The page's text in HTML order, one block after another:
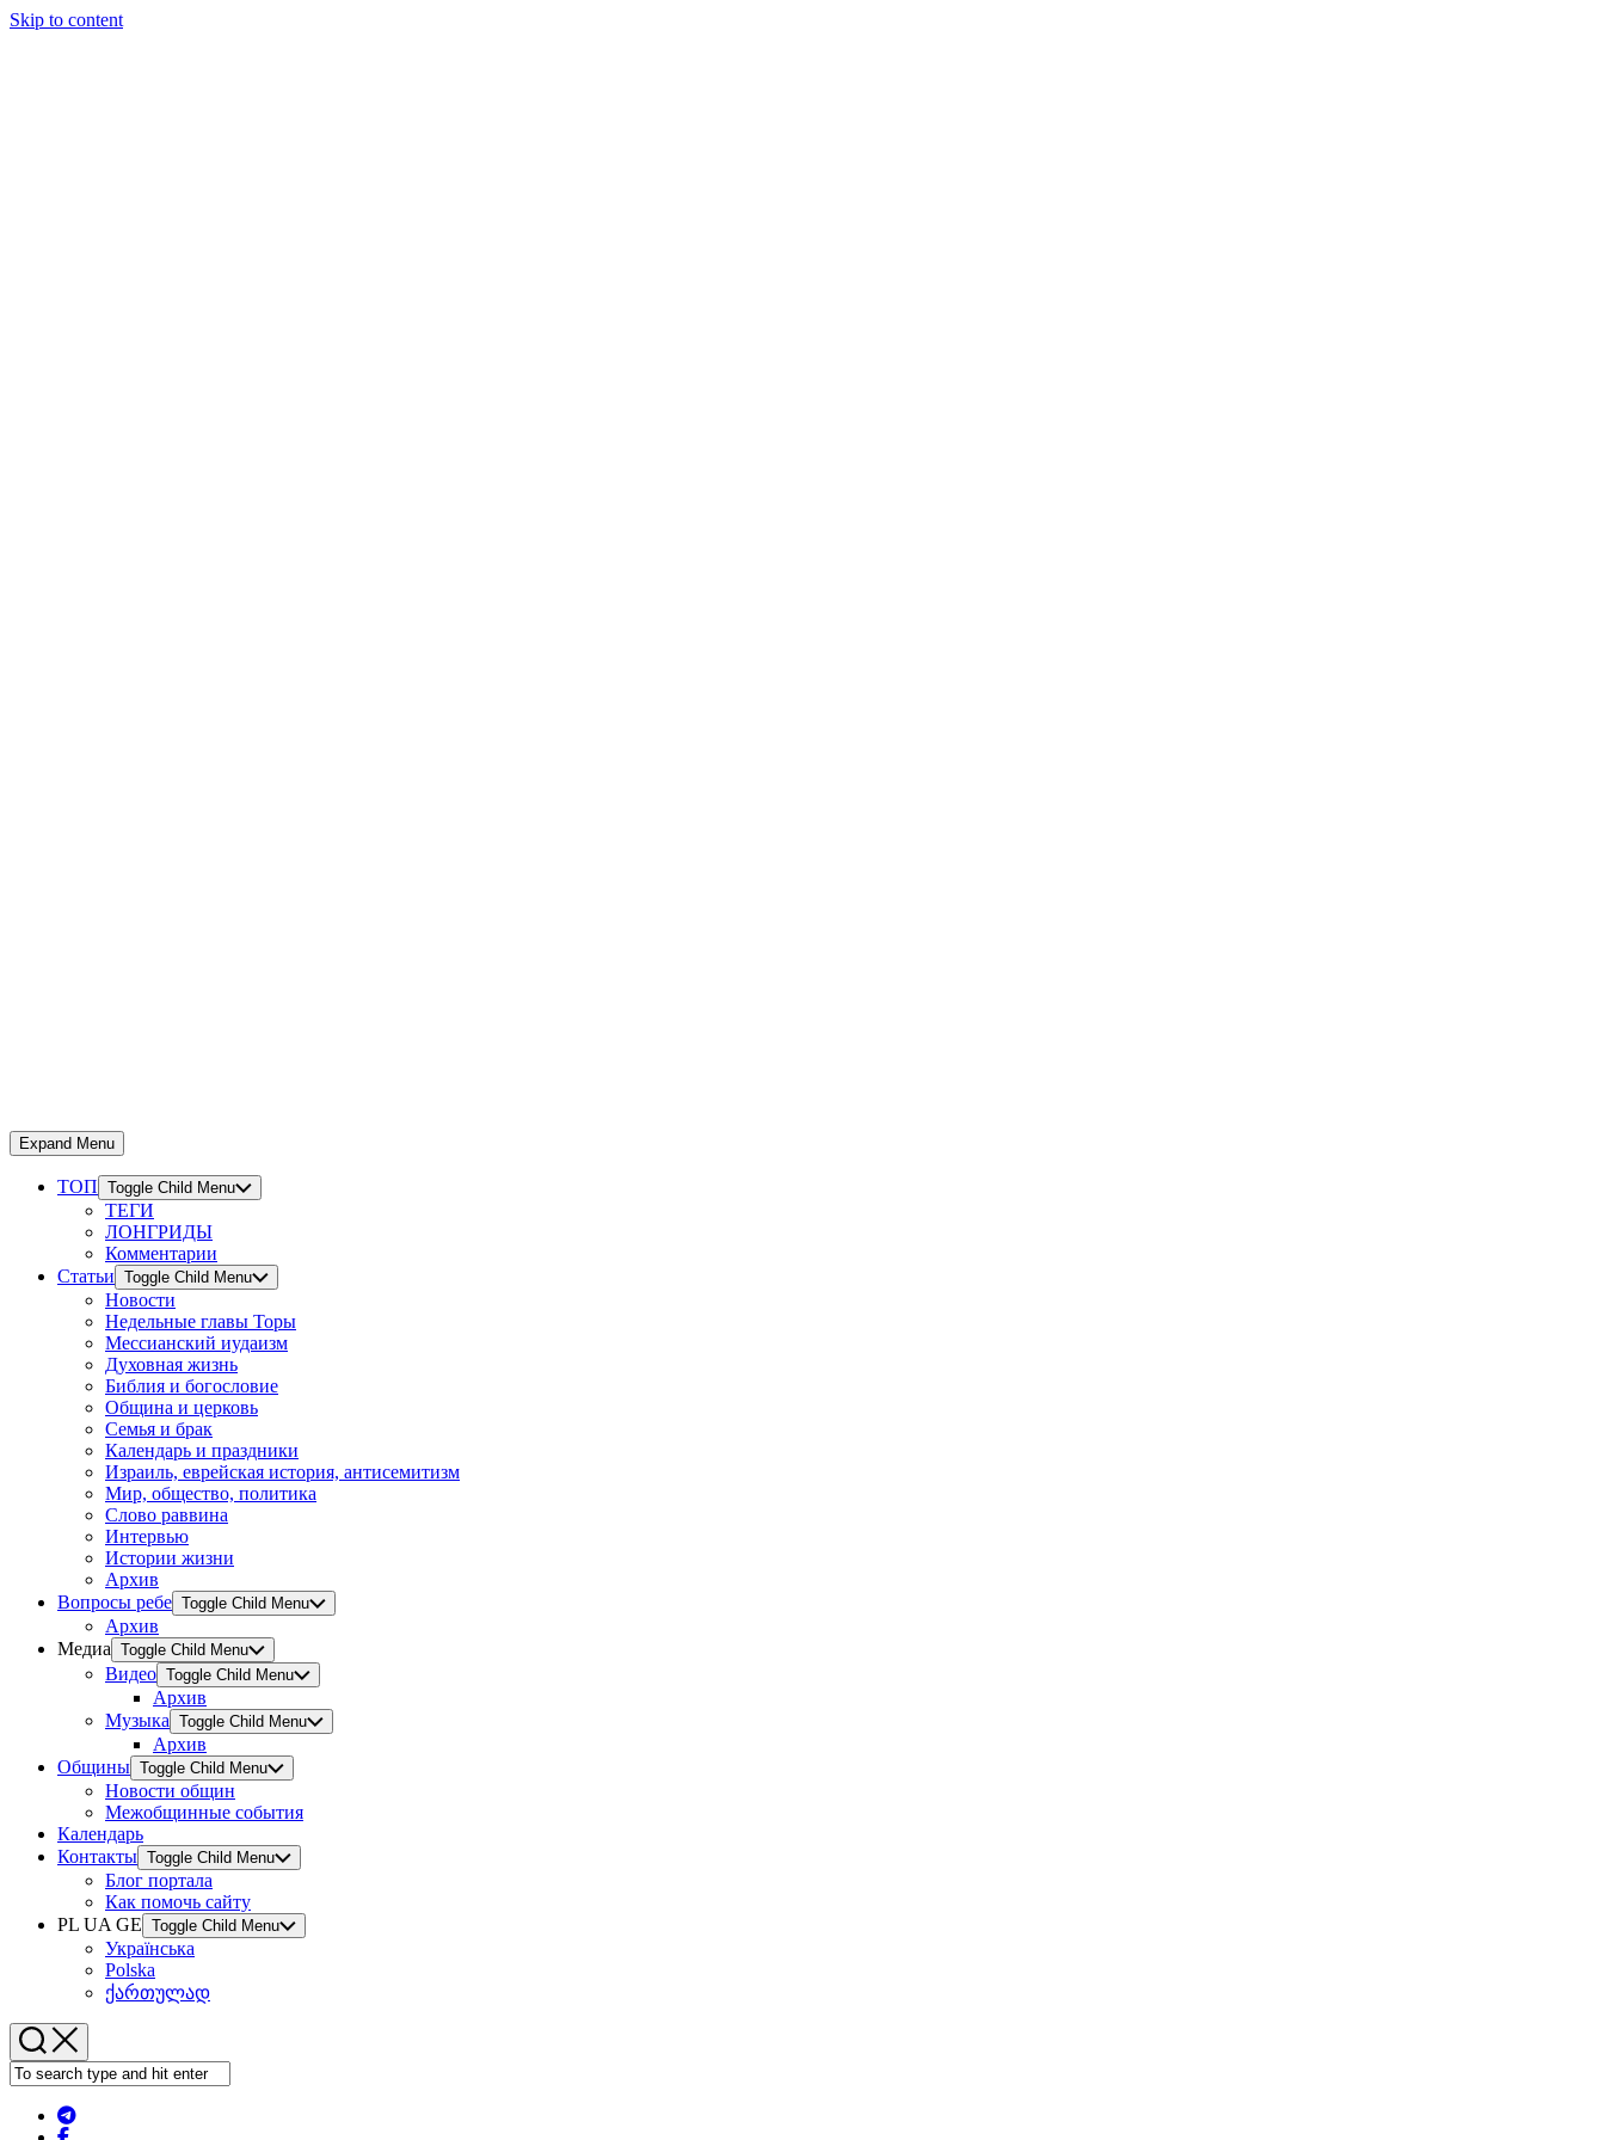
Skip to content
Expand Menu
ТОП Toggle Child Menu
ТЕГИ
ЛОНГРИДЫ
Комментарии
Статьи Toggle Child Menu
Новости
Недельные главы Торы
Мессианский иудаизм
Духовная жизнь
Библия и богословие
Община и церковь
Семья и брак
Календарь и праздники
Израиль, еврейская история, антисемитизм
Мир, общество, политика
Слово раввина
Интервью
Истории жизни
Архив
Вопросы ребе Toggle Child Menu
Архив
Медиа Toggle Child Menu
Видео Toggle Child Menu
Архив
Музыка Toggle Child Menu
Архив
Общины Toggle Child Menu
Новости общин
Межобщинные события
Календарь
Контакты Toggle Child Menu
Блог портала
Как помочь сайту
PL UA GE Toggle Child Menu
Українська
Polska
ქართულად